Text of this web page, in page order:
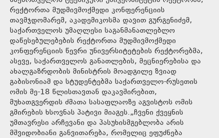
რექტორთა მუდმივმოქმედი კონფერენციის
თავმჯდომარემ, აკადემიკოსმა დავით გურგენიძემ,
საქართველოს უმაღლესი საგანმანათლებლო
დაწესებულებების რექტორთა მუდმივმოქმედი
კონფერენციის წევრი უნივერსიტეტების რექტორებმა,
ასევე, საქართველოს განათლების, მეცნიერებისა და
ახალგაზრდობის მინისტრის მოადგილე ზვიად
გაბისონიამ და სტუდენტებმა საქართველო-რუსეთის
ომის მე-18 წლისთავთან დაკავშირებით,
მუხათგვერდის ძმათა სასაფლაოზე აგვისტოს ომის
გმირების ხსოვნას პატივი მიაგეს.„ჩვენი ქვეყნის
უმთავრესი არჩევანი და პასუხისმგებლობა არის
მშვიდობიანი განვითარება, რომელიც ეფუძნება